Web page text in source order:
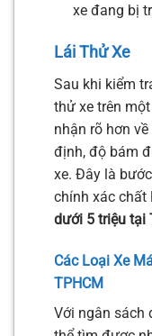
xe đang bị
Lái Thử Xe
Sau khi kiểm
thử xe trên
nhận rõ hơn
định, độ bám
xe. Đây là
chính xác chất
dưới 5 triệu tại
Các Loại Xe
TPHCM
Với ngân sách